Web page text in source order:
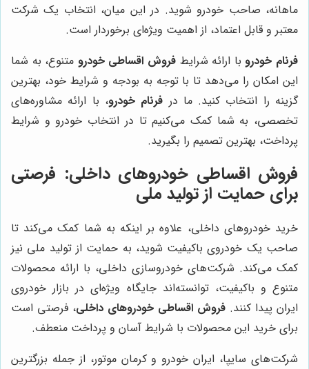
ماهانه، صاحب خودرو شوید. در این میان، انتخاب یک شرکت
معتبر و قابل اعتماد، از اهمیت ویژه‌ای برخوردار است.
فرنام خودرو با ارائه شرایط فروش اقساطی خودرو متنوع، به شما
این امکان را می‌دهد تا با توجه به بودجه و شرایط خود، بهترین
گزینه را انتخاب کنید. ما در فرنام خودرو، با ارائه مشاوره‌های
تخصصی، به شما کمک می‌کنیم تا در انتخاب خودرو و شرایط
پرداخت، بهترین تصمیم را بگیرید.
فروش اقساطی خودروهای داخلی: فرصتی
برای حمایت از تولید ملی
خرید خودروهای داخلی، علاوه بر اینکه به شما کمک می‌کند تا
صاحب یک خودروی باکیفیت شوید، به حمایت از تولید ملی نیز
کمک می‌کند. شرکت‌های خودروسازی داخلی، با ارائه محصولات
متنوع و باکیفیت، توانسته‌اند جایگاه ویژه‌ای در بازار خودروی
ایران پیدا کنند. فروش اقساطی خودروهای داخلی، فرصتی است
برای خرید این محصولات با شرایط آسان و پرداخت منعطف.
شرکت‌های سایپا، ایران خودرو و کرمان موتور، از جمله بزرگترین